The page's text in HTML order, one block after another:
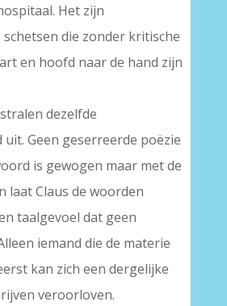
Het zijn
die zonder kritische
en hoofd naar de hand zijn
dezelfde
Geen geserreerde poëzie
is gewogen maar met de
laat Claus de woorden
taalgevoel dat geen
iemand die de materie
kan zich een dergelijke
veroorloven.